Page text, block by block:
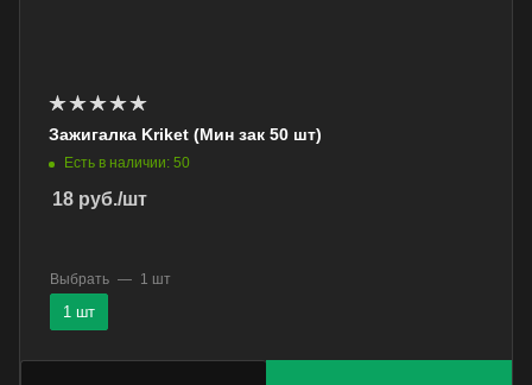
Зажигалка Kriket (Мин зак 50 шт)
Есть в наличии: 50
18 руб./шт
Выбрать — 1 шт
1 шт